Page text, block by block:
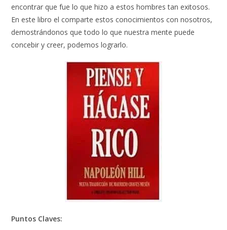
encontrar que fue lo que hizo a estos hombres tan exitosos.
En este libro el comparte estos conocimientos con nosotros,
demostrándonos que todo lo que nuestra mente puede
concebir y creer, podemos lograrlo.
Puntos Claves: